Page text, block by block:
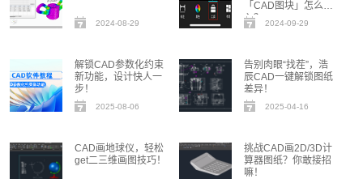
2024-08-29
「CAD图块」怎么插
入？
2024-09-29
解锁CAD参数化约束
新功能，设计快人一
步！
2025-08-06
告别肉眼“找茬”，浩
辰CAD一键解锁图纸
差异！
2025-04-16
CAD画地球仪，轻松
get二三维画图技巧！
挑战CAD画2D/3D计
算器图纸？你敢接招
嘛！